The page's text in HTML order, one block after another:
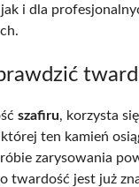
i dla
szafiru, korzysta
ten kamień
zarysowania
twardość jest już